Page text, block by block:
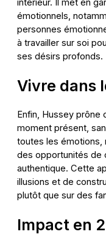
intérieur. Il met en
émotionnels,
personnes
à travailler sur soi
ses désirs profonds.
Vivre dans
Enfin, Hussey prône
moment présent,
toutes les émotions,
des opportunités de
authentique. Cette
illusions et de
plutôt que sur des
Impact en